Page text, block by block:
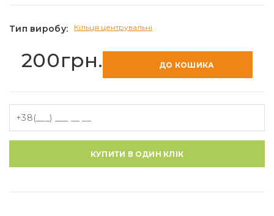
Тип виробу: Кільця центрувальні
200грн. ДО КОШИКА
КУПИТИ В ОДИН КЛІК